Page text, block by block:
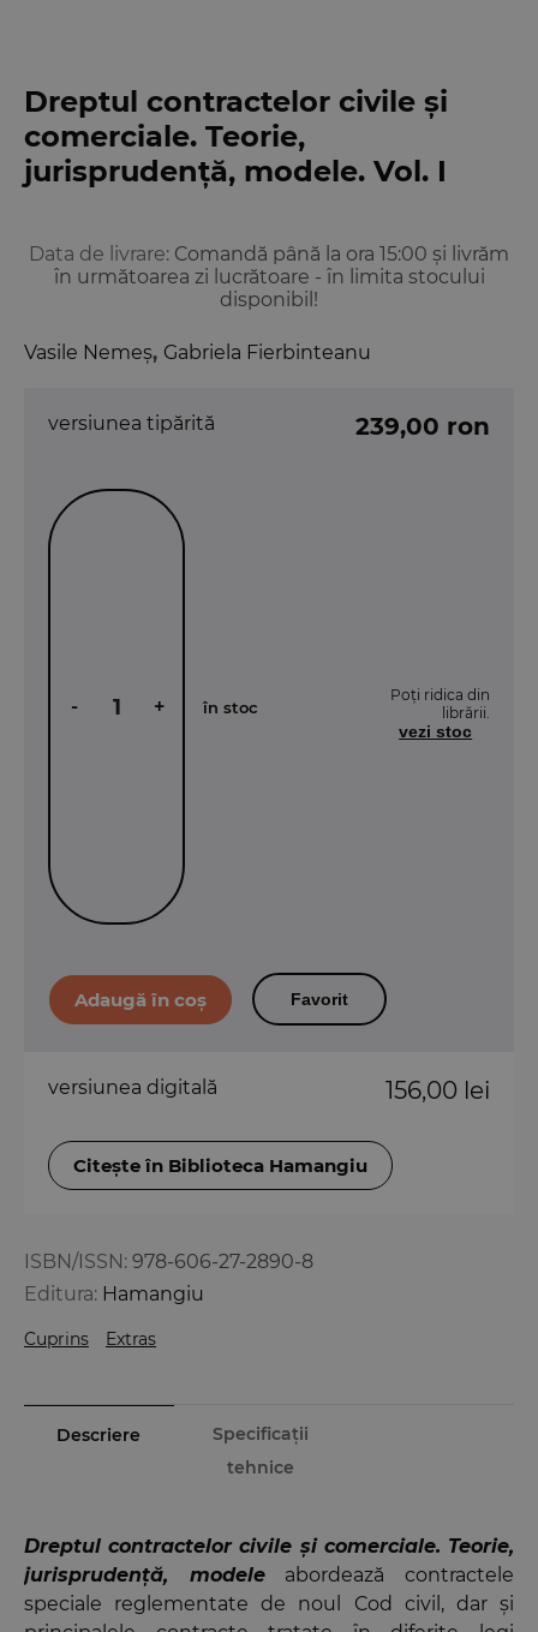
Dreptul contractelor civile și
comerciale. Teorie,
jurisprudență, modele. Vol. I
Vasile Nemeș, Gabriela Fierbinteanu
ISBN/ISSN: 978-606-27-2890-8
Editura: Hamangiu
Data de livrare: Comandă până la ora 15:00 și livrăm
în următoarea zi lucrătoare - în limita stocului
disponibil!
Cuprins Extras
versiunea tipărită 239,00 ron
- + în stoc
Poți ridica din
librării.
vezi stoc
Favorit
versiunea digitală 156,00 lei
Citește în Biblioteca Hamangiu
Descriere
Specificații
tehnice
Dreptul contractelor civile și comerciale. Teorie,
jurisprudență, modeleabordează contractele
speciale reglementate de noul Cod civil, dar și